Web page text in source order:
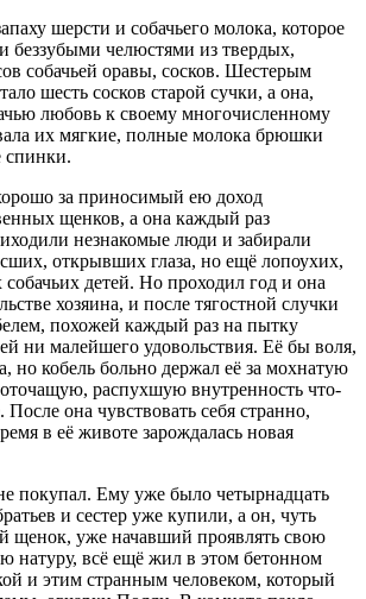
шерсти и собачьего молока, которое
челюстями из твердых,
собачьей оравы, сосков. Шестерым
шесть сосков старой сучки, а она,
любовь к своему многочисленному
их мягкие, полные молока брюшки
спинки.
за приносимый ею доход
щенков, а она каждый раз
незнакомые люди и забирали
открывших глаза, но ещё лопоухих,
детей. Но проходил год и она
хозяина, и после тягостной случки
похожей каждый раз на пытку
ни малейшего удовольствия. Её бы воля,
но кобель больно держал её за мохнатую
распухшую внутренность что-
она чувствовать себя странно,
в её животе зарождалась новая
покупал. Ему уже было четырнадцать
и сестер уже купили, а он, чуть
щенок, уже начавший проявлять свою
натуру, всё ещё жил в этом бетонном
и этим странным человеком, который